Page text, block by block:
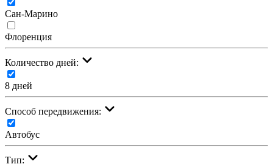
Сан-Марино
Флоренция
Количество дней:
8 дней
Cпособ передвижения:
Автобус
Тип: